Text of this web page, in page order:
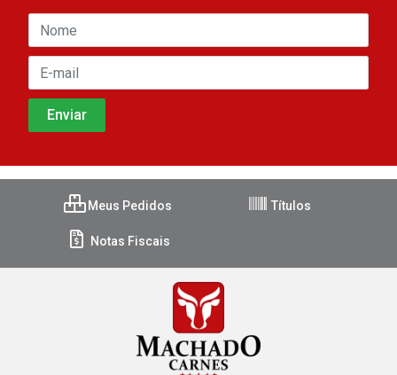
Meus Pedidos Títulos
Notas Fiscais